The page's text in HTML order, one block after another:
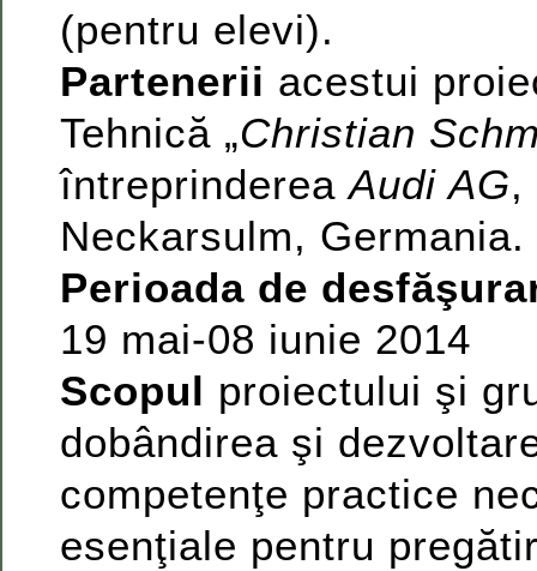
(pentru elevi).
Partenerii acestui
Tehnică „Christian
întreprindereaAudi AG,
Neckarsulm, Germania.
Perioada de
19 mai-08 iunie 2014
Scopul proiectului şi
dobândirea şi
competenţe practice
esenţiale pentru